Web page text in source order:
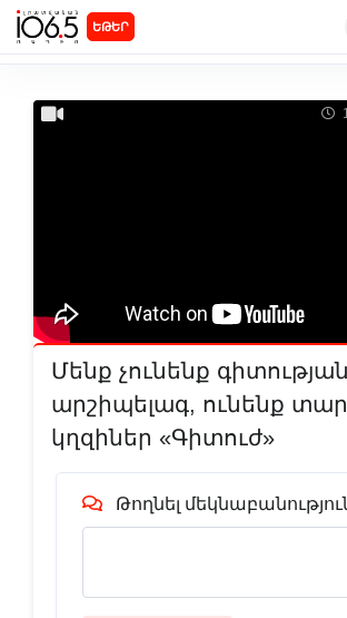
ԵԹԵՐ
Մենք չունենք գիտության
արշիպելագ, ունենք
կղզիներ «Գիտուժ»
Թողնել